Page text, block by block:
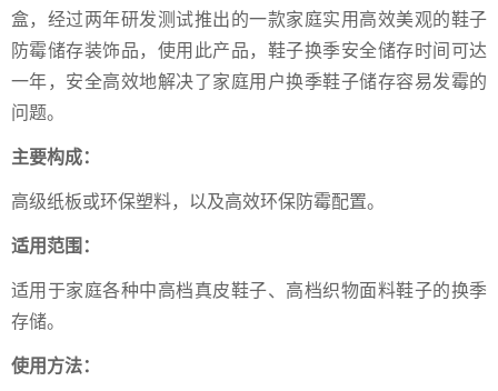
盒，经过两年研发测试推出的一款家庭实用高效美观的鞋子
防霉储存装饰品，使用此产品，鞋子换季安全储存时间可达
一年，安全高效地解决了家庭用户换季鞋子储存容易发霉的
问题。
主要构成：
高级纸板或环保塑料，以及高效环保防霉配置。
适用范围：
适用于家庭各种中高档真皮鞋子、高档织物面料鞋子的换季
存储。
使用方法：